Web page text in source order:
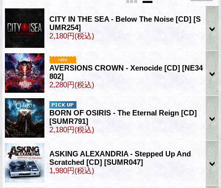
CITY IN THE SEA - Below The Noise [CD] [S
UMR254]
2,180円(税込)
AVERSIONS CROWN - Xenocide [CD] [NE34
802]
2,280円(税込)
BORN OF OSIRIS - The Eternal Reign [CD]
[SUMR791]
2,180円(税込)
ASKING ALEXANDRIA - Stepped Up And
Scratched [CD] [SUMR047]
1,980円(税込)